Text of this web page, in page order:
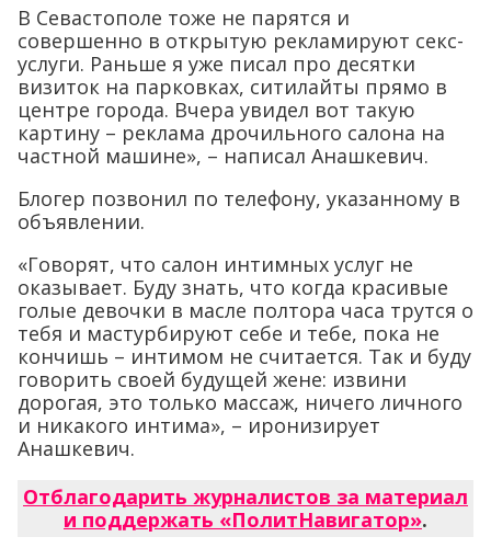
В Севастополе тоже не парятся и
совершенно в открытую рекламируют секс-
услуги. Раньше я уже писал про десятки
визиток на парковках, ситилайты прямо в
центре города. Вчера увидел вот такую
картину – реклама дрочильного салона на
частной машине», – написал Анашкевич.
Блогер позвонил по телефону, указанному в
объявлении.
«Говорят, что салон интимных услуг не
оказывает. Буду знать, что когда красивые
голые девочки в масле полтора часа трутся о
тебя и мастурбируют себе и тебе, пока не
кончишь – интимом не считается. Так и буду
говорить своей будущей жене: извини
дорогая, это только массаж, ничего личного
и никакого интима», – иронизирует
Анашкевич.
Отблагодарить журналистов за материал
и поддержать «ПолитНавигатор».